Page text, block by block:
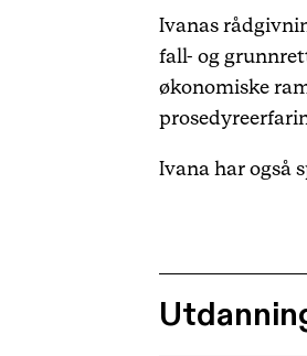
Ivanas
fall- og
økonomiske
Ivana har også